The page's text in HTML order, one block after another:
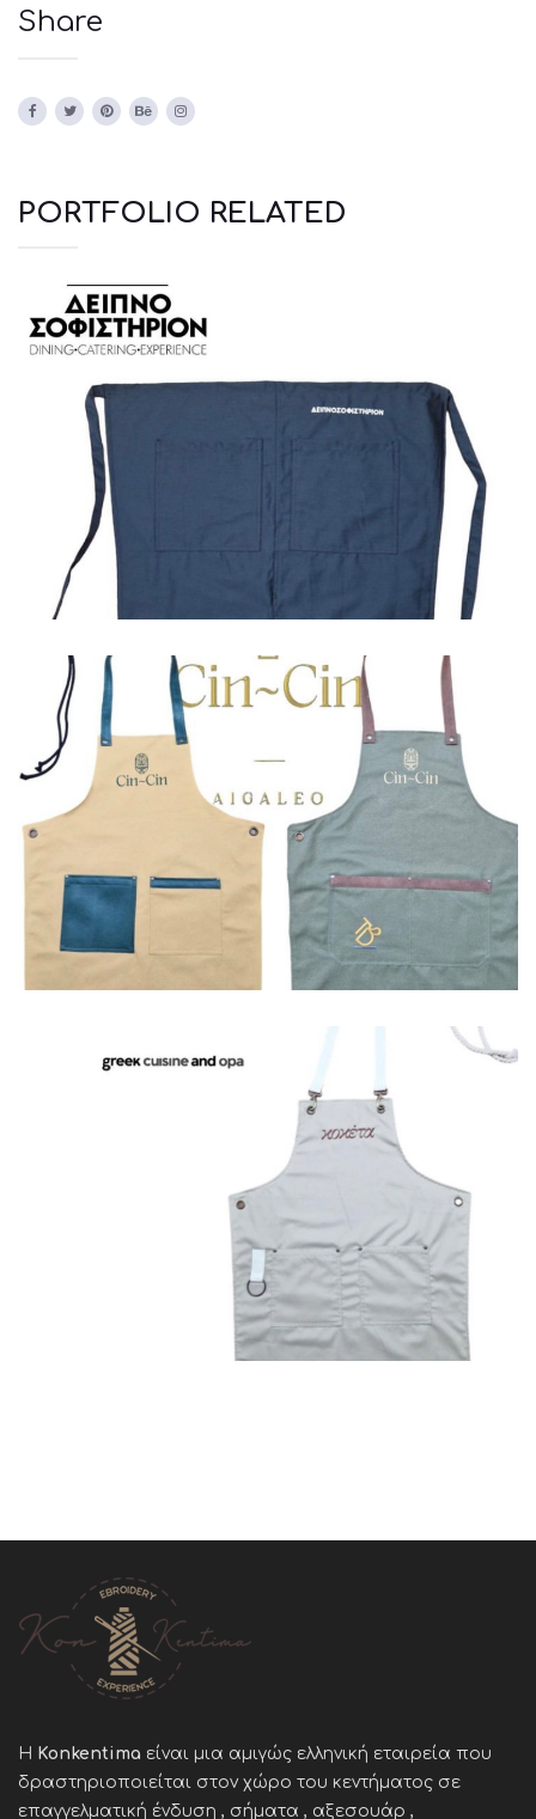
Share
PORTFOLIO RELATED
Ποδιές
Η Konkentima είναι μια αμιγώς ελληνική εταιρεία που
δραστηριοποιείται στον χώρο του κεντήματος σε
επαγγελματική ένδυση , σήματα , αξεσουάρ ,